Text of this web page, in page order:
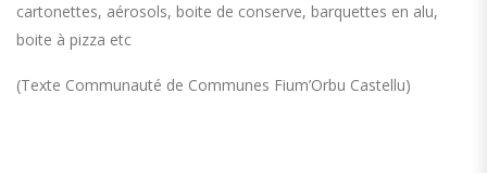
cartonettes, aérosols, boite de conserve, barquettes en alu,
boite à pizza etc
(Texte Communauté de Communes Fium’Orbu Castellu)